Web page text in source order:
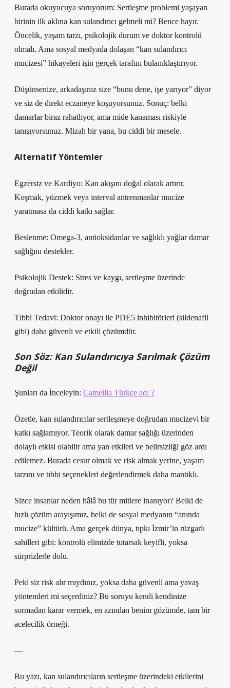
Burada okuyucuya soruyorum: Sertleşme problemi yaşayan
birinin ilk aklına kan sulandırıcı gelmeli mi? Bence hayır.
Öncelik, yaşam tarzı, psikolojik durum ve doktor kontrolü
olmalı. Ama sosyal medyada dolaşan “kan sulandırıcı
mucizesi” hikayeleri işin gerçek tarafını bulanıklaştırıyor.
Düşünsenize, arkadaşınız size “bunu dene, işe yarıyor” diyor
ve siz de direkt eczaneye koşuyorsunuz. Sonuç: belki
damarlar biraz rahatlıyor, ama mide kanaması riskiyle
tanışıyorsunuz. Mizah bir yana, bu ciddi bir mesele.
Alternatif Yöntemler
Egzersiz ve Kardiyo: Kan akışını doğal olarak artırır.
Koşmak, yüzmek veya interval antrenmanlar mucize
yaratmasa da ciddi katkı sağlar.
Beslenme: Omega-3, antioksidanlar ve sağlıklı yağlar damar
sağlığını destekler.
Psikolojik Destek: Stres ve kaygı, sertleşme üzerinde
doğrudan etkilidir.
Tıbbi Tedavi: Doktor onayı ile PDE5 inhibitörleri (sildenafil
gibi) daha güvenli ve etkili çözümdür.
Son Söz: Kan Sulandırıcıya Sarılmak Çözüm
Değil
Şunları da İnceleyin: Camellia Türkçe adı ?
Özetle, kan sulandırıcılar sertleşmeye doğrudan mucizevi bir
katkı sağlamıyor. Teorik olarak damar sağlığı üzerinden
dolaylı etkisi olabilir ama yan etkileri ve belirsizliği göz ardı
edilemez. Burada cesur olmak ve risk almak yerine, yaşam
tarzını ve tıbbi seçenekleri değerlendirmek daha mantıklı.
Sizce insanlar neden hâlâ bu tür mitlere inanıyor? Belki de
hızlı çözüm arayışımız, belki de sosyal medyanın “anında
mucize” kültürü. Ama gerçek dünya, tıpkı İzmir’in rüzgarlı
sahilleri gibi: kontrolü elimizde tutarsak keyifli, yoksa
sürprizlerle dolu.
Peki siz risk alır mıydınız, yoksa daha güvenli ama yavaş
yöntemleri mi seçerdiniz? Bu soruyu kendi kendinize
sormadan karar vermek, en azından benim gözümde, tam bir
acelecilik örneği.
—
Bu yazı, kan sulandırıcıların sertleşme üzerindeki etkilerini